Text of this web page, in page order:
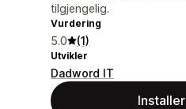
tilgjengelig.
Vurdering
5.0 (1)
Utvikler
Dadword IT
Installer